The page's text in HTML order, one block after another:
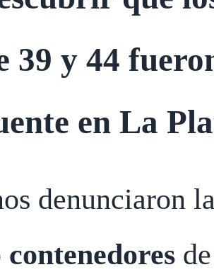
39 y 44
en La
denunciaron
contenedores